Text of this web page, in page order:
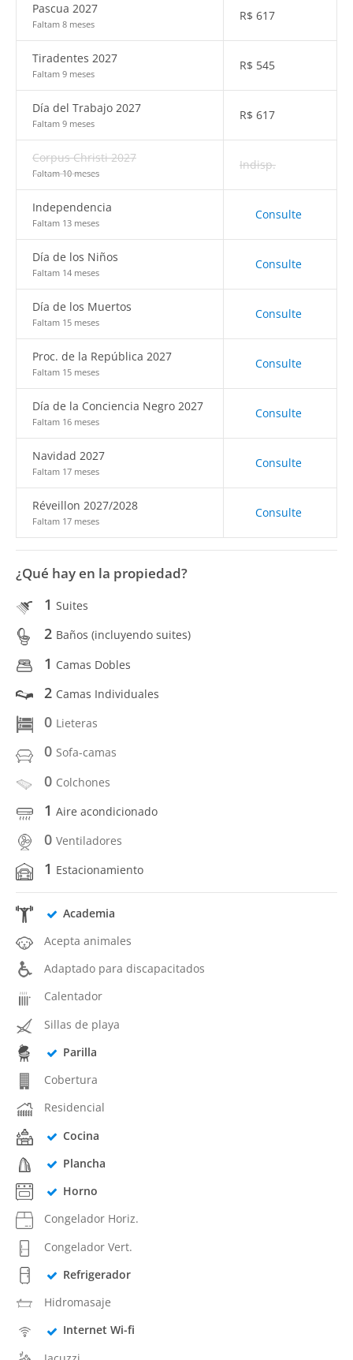
Pascua 2027
Faltam 8 meses
R$ 617
Tiradentes 2027
Faltam 9 meses
R$ 545
Día del Trabajo 2027
Faltam 9 meses
R$ 617
Corpus Christi 2027
Faltam 10 meses
Indisp.
Independencia
Faltam 13 meses
Consulte
Día de los Niños
Faltam 14 meses
Consulte
Día de los Muertos
Faltam 15 meses
Consulte
Proc. de la República 2027
Faltam 15 meses
Consulte
Día de la Conciencia Negro 2027
Faltam 16 meses
Consulte
Navidad 2027
Faltam 17 meses
Consulte
Réveillon 2027/2028
Faltam 17 meses
Consulte
¿Qué hay en la propiedad?
1 Suites
2 Baños (incluyendo suites)
1 Camas Dobles
2 Camas Individuales
0 Lieteras
0 Sofa-camas
0 Colchones
1 Aire acondicionado
0 Ventiladores
1 Estacionamiento
Academia
Acepta animales
Adaptado para discapacitados
Calentador
Sillas de playa
Parilla
Cobertura
Residencial
Cocina
Plancha
Horno
Congelador Horiz.
Congelador Vert.
Refrigerador
Hidromasaje
Internet Wi-fi